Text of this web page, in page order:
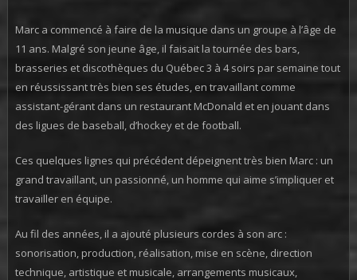
Marc a commencé à faire de la musique dans un groupe à l’âge de
11 ans. Malgré son jeune âge, il faisait la tournée des bars,
brasseries et discothèques du Québec 3 à 4 soirs par semaine tout
en réussissant très bien ses études, en travaillant comme
assistant-gérant dans un restaurant McDonald et en jouant dans
des ligues de baseball, d’hockey et de football.
Ces quelques lignes qui précédent dépeignent très bien Marc : un
grand travaillant, un passionné, un homme qui aime s’impliquer et
travailler en équipe.
Au fil des années, il a ajouté plusieurs cordes à son arc :
sonorisation, production, réalisation, mise en scène, direction
technique, artistique et musicale, arrangements musicaux,